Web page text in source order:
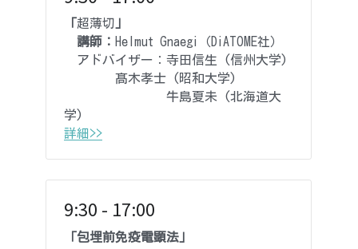
「超薄切
講師： Helmut Gnaegi（DiATOME社）
アドバイザー：寺田信生 (信州大学)
髙木孝士 (昭和大学)
牛島夏未 (北海道大
学)
詳細>>
9:30 - 17:00
「包埋前免疫電顕法」